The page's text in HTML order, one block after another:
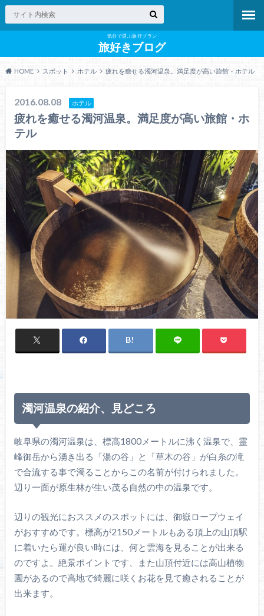
気分で選ぶ旅行プラン
旅好きブログ
HOME スポット ホテル 疲れを癒せる濁河温泉。満足度が高い旅館・ホテル
2016.08.08 ホテル
疲れを癒せる濁河温泉。満足度が高い旅館・ホ
テル
濁河温泉の紹介、見どころ
岐阜県の濁河温泉は、標高1800メートルに沸く温泉で、霊
峰御岳から湧き出る「湯の谷」と「草木の谷」が白糸の滝
で合流する事で濁ることからこの名前が付けられました。
辺り一面が原生林が生い茂る自然の中の温泉です。
辺りの観光におススメのスポットには、御嶽ロープウェイ
がおすすめです。標高が2150メートルもある頂上の山頂駅
に着いたら運が良い時には、何と雲海を見ることが出来る
のですよ。絶景ポイントです、また山頂付近には高山植物
園があるので高地で綺麗に咲くお花を見て癒されることが
出来ます。